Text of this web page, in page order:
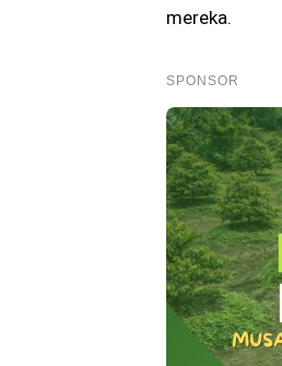
mereka.
SPONSOR